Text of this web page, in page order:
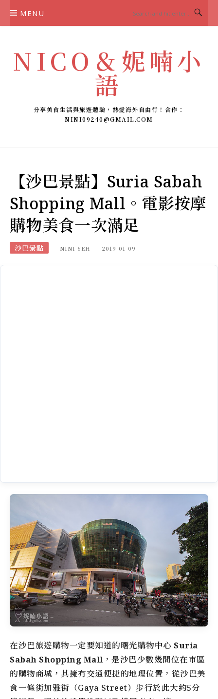
MENU
NICO＆妮喃小
語
分享美食生活與旅遊體驗，熱愛海外自由行！合作：
NINI09240@GMAIL.COM
【沙巴景點】Suria Sabah
Shopping Mall。電影按摩
購物美食一次滿足
沙巴景點 NINI YEH 2019-01-09
在沙巴旅遊購物一定要知道的曙光購物中心 Suria
Sabah Shopping Mall ，是沙巴少數幾間位在市區
的購物商城，其擁有交通便捷的地理位置，從沙巴美
食一條街加雅街（Gaya Street）步行於此大約5分